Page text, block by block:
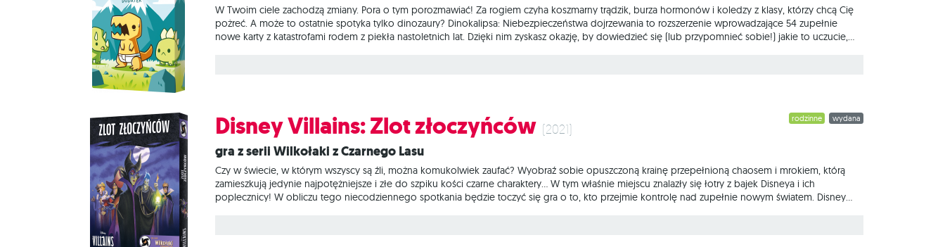
W Twoim ciele zachodzą zmiany. Pora o tym porozmawiać! Za rogiem czyha koszmarny trądzik, burza hormonów i koledzy z klasy, którzy chcą Cię
pożreć. A może to ostatnie spotyka tylko dinozaury? Dinokalipsa: Niebezpieczeństwa dojrzewania to rozszerzenie wprowadzające 54 zupełnie
nowe karty z katastrofami rodem z piekła nastoletnich lat. Dzięki nim zyskasz okazję, by dowiedzieć się (lub przypomnieć sobie!) jakie to uczucie,
wydana
rodzinne
Disney Villains: Zlot złoczyńców (2021)
Gra z serii Wilkołaki z Czarnego Lasu
Czy w świecie, w którym wszyscy są źli, można komukolwiek zaufać? Wyobraź sobie opuszczoną krainę przepełnioną chaosem i mrokiem, którą
zamieszkują jedynie najpotężniejsze i złe do szpiku kości czarne charaktery... W tym właśnie miejscu znalazły się łotry z bajek Disneya i ich
poplecznicy! W obliczu tego niecodziennego spotkania będzie toczyć się gra o to, kto przejmie kontrolę nad zupełnie nowym światem. Disney